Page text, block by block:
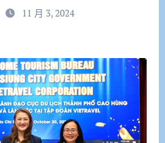
11 月 3, 2024